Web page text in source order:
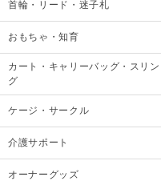
首輪・リード・迷子札
おもちゃ・知育
カート・キャリーバッグ・スリン
グ
ケージ・サークル
介護サポート
オーナーグッズ